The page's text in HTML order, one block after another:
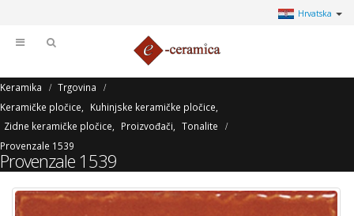
Hrvatska
Keramika
Trgovina
Keramičke pločice
Kuhinjske keramičke pločice
Zidne keramičke pločice
Proizvođači
Tonalite
Provenzale 1539
Provenzale 1539